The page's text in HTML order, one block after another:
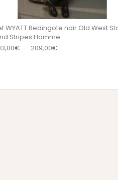
WYATT Redingote noir Old West
Stripes Homme
€ – 209,00€ Plage de prix :